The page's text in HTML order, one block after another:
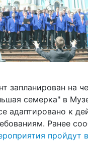
запланирован на
семерка" в
адаптировано к
Ранее
пройдут